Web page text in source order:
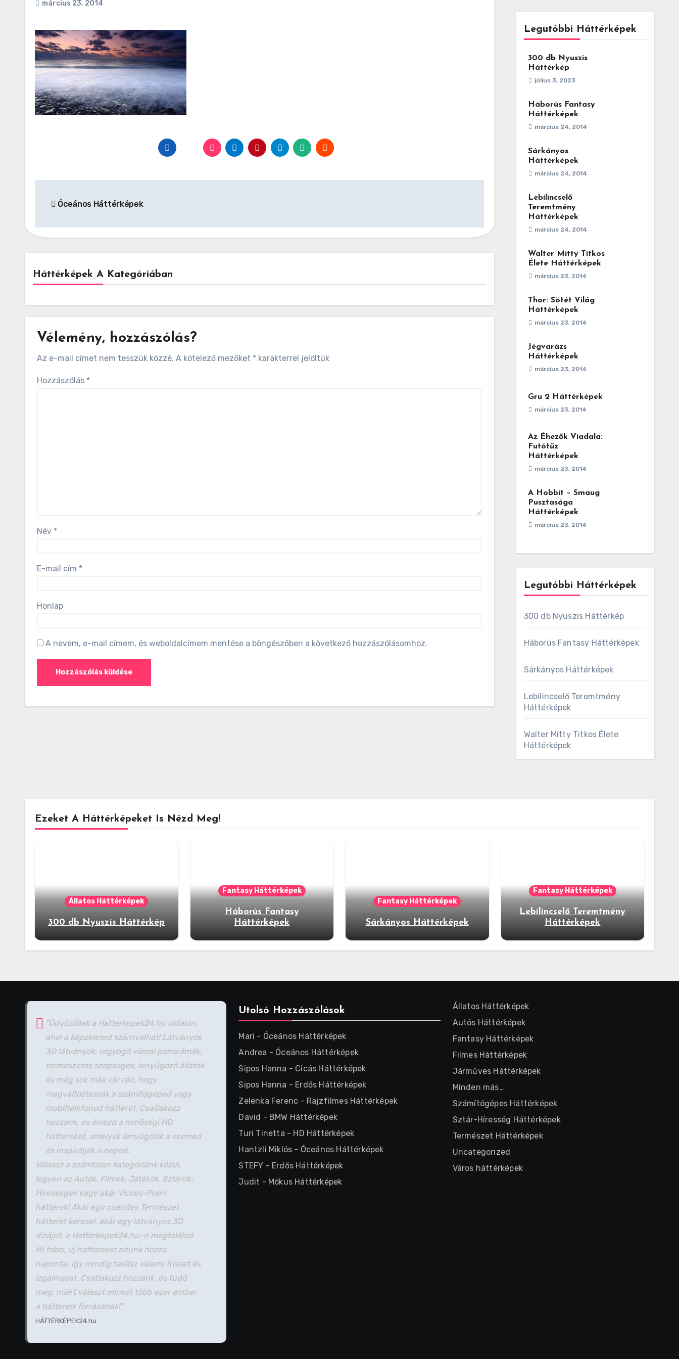
március 23, 2014
navigáció
Óceános Háttérképek
Háttérképek A Kategóriában
Vélemény, hozzászólás?
Az e-mail címet nem tesszük közzé. A kötelező mezőket * karakterrel jelöltük
Hozzászólás *
Név *
E-mail cím *
Honlap
A nevem, e-mail címem, és weboldalcímem mentése a böngészőben a következő hozzászólásomhoz.
Legutóbbi Háttérképek
300 db Nyuszis
Háttérkép
július 3, 2023
Háborús Fantasy
Háttérképek
március 24, 2014
Sárkányos
Háttérképek
március 24, 2014
Lebilincselő
Teremtmény
Háttérképek
március 24, 2014
Walter Mitty Titkos
Élete Háttérképek
március 23, 2014
Thor: Sötét Világ
Háttérképek
március 23, 2014
Jégvarázs
Háttérképek
március 23, 2014
Gru 2 Háttérképek
március 23, 2014
Az Éhezők Viadala:
Futótűz
Háttérképek
március 23, 2014
A Hobbit – Smaug
Pusztasága
Háttérképek
március 23, 2014
Legutóbbi Háttérképek
300 db Nyuszis Háttérkép
Háborús Fantasy Háttérképek
Sárkányos Háttérképek
Lebilincselő Teremtmény
Háttérképek
Walter Mitty Titkos Élete
Háttérképek
Ezeket A Háttérképeket Is Nézd Meg!
Állatos Háttérképek
300 db Nyuszis Háttérkép
Fantasy Háttérképek
Háborús Fantasy
Háttérképek
Fantasy Háttérképek
Sárkányos Háttérképek
Fantasy Háttérképek
Lebilincselő Teremtmény
Háttérképek
"Üdvözöllek a Hatterkepek24.hu oldalon,
ahol a képzeleted szárnyalhat! Látványos
3D látványok, ragyogó városi panorámák,
természetes szépségek, lenyűgöző állatok
és még sok más vár rád, hogy
megváltoztassák a számítógéped vagy
mobiltelefonod hátterét. Csatlakozz
hozzánk, és élvezd a minőségi HD
háttereket, amelyek lenyűgözik a szemed
és inspirálják a napod.
Válassz a számtalan kategóriánk közül,
legyen az Autók, Filmek, Játékok, Sztárok-
Hírességek vagy akár Vicces-Poén
hátterek! Akár egy csendes Természet
hátteret keresel, akár egy látványos 3D
dizájnt, a Hatterkepek24.hu-n megtalálod.
Mi több, új háttereket adunk hozzá
naponta, így mindig találsz valami frisset és
izgalmasat. Csatlakozz hozzánk, és tudd
meg, miért választ minket több ezer ember
a háttereik forrásának!"
HÁTTÉRKÉPEK24.hu
Utolsó Hozzászólások
Mari - Óceános Háttérképek
Andrea - Óceános Háttérképek
Sipos Hanna - Cicás Háttérképek
Sipos Hanna - Erdős Háttérképek
Zelenka Ferenc - Rajzfilmes Háttérképek
David - BMW Háttérképek
Turi Tinetta - HD Háttérképek
Hantzli Miklós - Óceános Háttérképek
STEFY - Erdős Háttérképek
Judit - Mókus Háttérképek
Állatos Háttérképek
Autós Háttérképek
Fantasy Háttérképek
Filmes Háttérképek
Járműves Háttérképek
Minden más…
Számítógépes Háttérképek
Sztár-Híresség Háttérképek
Természet Háttérképek
Uncategorized
Város háttérképek